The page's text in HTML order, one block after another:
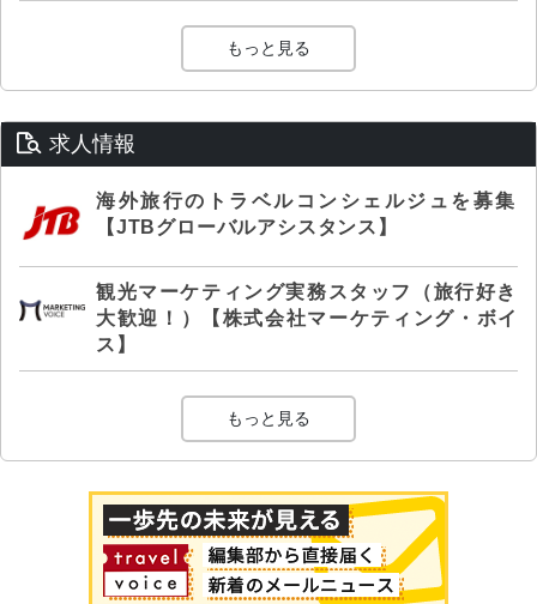
もっと見る
求人情報
海外旅行のトラベルコンシェルジュを募集
【JTBグローバルアシスタンス】
観光マーケティング実務スタッフ（旅行好き
大歓迎！）【株式会社マーケティング・ボイ
ス】
もっと見る